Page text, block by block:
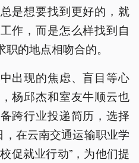
是想要找到更好的，就
作，而是怎么样找到自
的地点相吻合的。
出现的焦虑、盲目等心
杨邱杰和室友牛顺云也
跨行业投递简历，选择
在云南交通运输职业学
促就业行动”，为他们提